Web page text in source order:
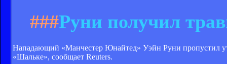
###Руни получил
Нападающий «Манчестер Юнайтед» Уэйн Руни пропустил
«Шальке», сообщает Reuters.